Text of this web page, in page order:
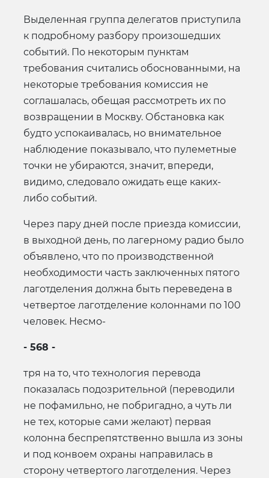
Выделенная группа делегатов приступила
к подробному разбору произошедших
событий. По некоторым пунктам
требования считались обоснованными, на
некоторые требования комиссия не
соглашалась, обещая рассмотреть их по
возвращении в Москву. Обстановка как
будто успокаивалась, но внимательное
наблюдение показывало, что пулеметные
точки не убираются, значит, впереди,
видимо, следовало ожидать еще каких-
либо событий.
Через пару дней после приезда комиссии,
в выходной день, по лагерному радио было
объявлено, что по производственной
необходимости часть заключенных пятого
лаготделения должна быть переведена в
четвертое лаготделение колоннами по 100
человек. Несмо-
- 568 -
тря на то, что технология перевода
показалась подозрительной (переводили
не пофамильно, не побригадно, а чуть ли
не тех, которые сами желают) первая
колонна беспрепятственно вышла из зоны
и под конвоем охраны направилась в
сторону четвертого лаготделения. Через